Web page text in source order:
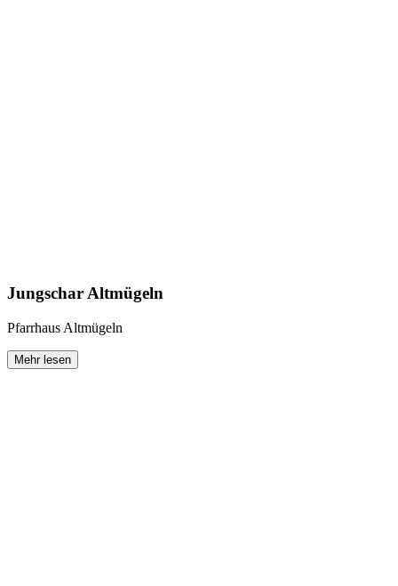
Jungschar Altmügeln
Pfarrhaus Altmügeln
Mehr lesen